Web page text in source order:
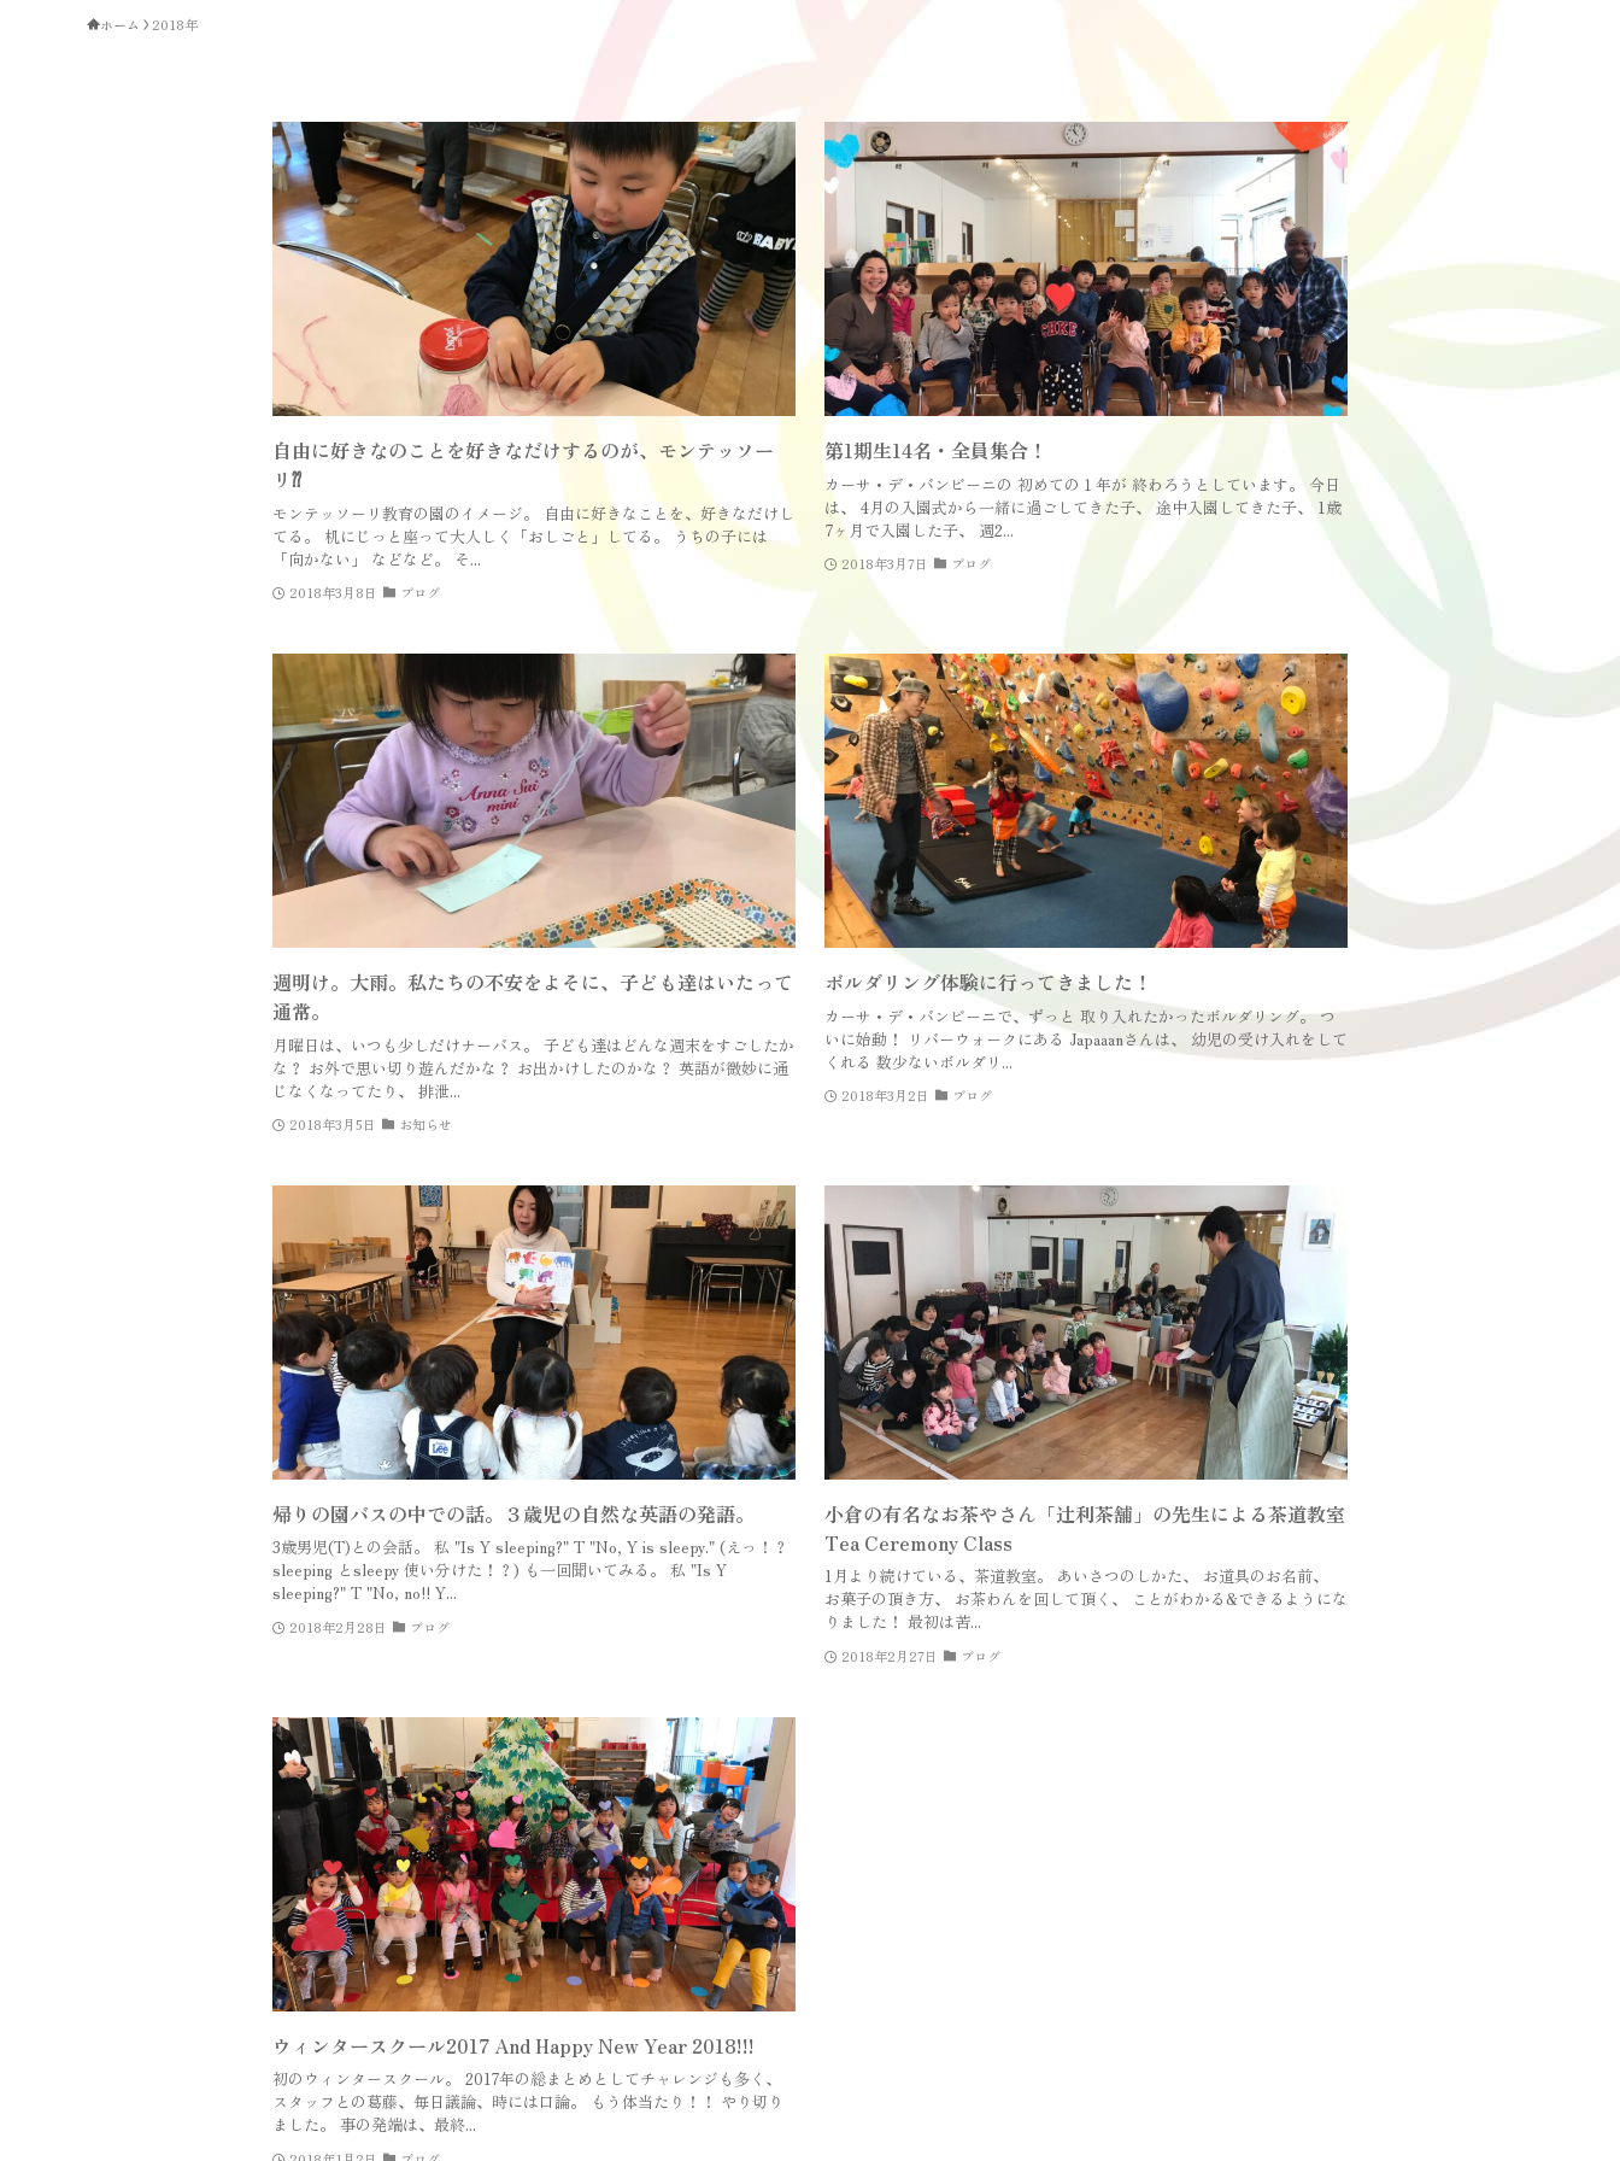
ホーム 2018年
自由に好きなのことを好きなだけするのが、モンテッソー
リ⁇
モンテッソーリ教育の園のイメージ。 自由に好きなことを、好きなだけし
てる。 机にじっと座って大人しく「おしごと」してる。 うちの子には
「向かない」 などなど。 そ...
2018年3月8日 ブログ
第1期生14名・全員集合！
カーサ・デ・バンビーニの 初めての１年が 終わろうとしています。 今日
は、 4月の入園式から一緒に過ごしてきた子、 途中入園してきた子、 1歳
7ヶ月で入園した子、 週2...
2018年3月7日 ブログ
週明け。大雨。私たちの不安をよそに、子ども達はいたって
通常。
月曜日は、いつも少しだけナーバス。 子ども達はどんな週末をすごしたか
な？ お外で思い切り遊んだかな？ お出かけしたのかな？ 英語が微妙に通
じなくなってたり、 排泄...
2018年3月5日 お知らせ
ボルダリング体験に行ってきました！
カーサ・デ・バンビーニで、ずっと 取り入れたかったボルダリング。 つ
いに始動！ リバーウォークにある Japaaanさんは、 幼児の受け入れをして
くれる 数少ないボルダリ...
2018年3月2日 ブログ
帰りの園バスの中での話。３歳児の自然な英語の発語。
3歳男児(T)との会話。 私 "Is Y sleeping?" T "No, Y is sleepy." (えっ！？
sleeping とsleepy 使い分けた！？) も一回聞いてみる。 私 "Is Y
sleeping?" T "No, no!! Y...
2018年2月28日 ブログ
小倉の有名なお茶やさん「辻利茶舗」の先生による茶道教室
Tea Ceremony Class
1月より続けている、茶道教室。 あいさつのしかた、 お道具のお名前、
お菓子の頂き方、 お茶わんを回して頂く、 ことがわかる&できるようにな
りました！ 最初は苦...
2018年2月27日 ブログ
ウィンタースクール2017 And Happy New Year 2018!!!
初のウィンタースクール。 2017年の総まとめとしてチャレンジも多く、
スタッフとの葛藤、毎日議論、時には口論。 もう体当たり！！ やり切り
ました。 事の発端は、最終...